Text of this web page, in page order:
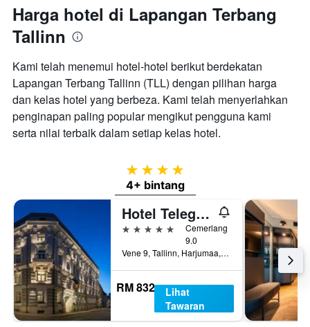
Harga hotel di Lapangan Terbang
Tallinn
Kami telah menemui hotel-hotel berikut berdekatan
Lapangan Terbang Tallinn (TLL) dengan pilihan harga
dan kelas hotel yang berbeza. Kami telah menyerlahkan
penginapan paling popular mengikut pengguna kami
serta nilai terbaik dalam setiap kelas hotel.
4 bintang
4+ bintang
Hotel Telegraaf, Autograph Collection
5 bintang
Cemerlang
9.0
Vene 9, Tallinn, Harjumaa, Estonia
RM 832
Lihat
Tawaran